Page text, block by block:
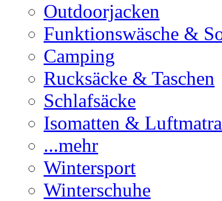
Outdoorjacken
Funktionswäsche &
Camping
Rucksäcke & Taschen
Schlafsäcke
Isomatten &
...mehr
Wintersport
Winterschuhe